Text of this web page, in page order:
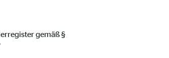
gemäß §